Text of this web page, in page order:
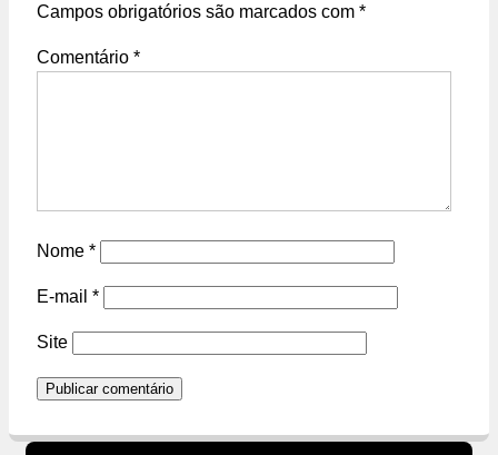
Campos obrigatórios são marcados com *
Comentário *
Nome *
E-mail *
Site